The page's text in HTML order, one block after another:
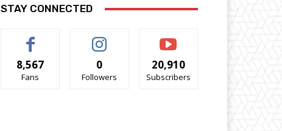
STAY CONNECTED
8,567
Fans
0
Followers
20,910
Subscribers